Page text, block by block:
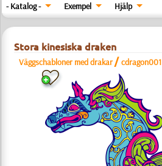
- Katalog -
Exempel Hjälp
Stora kinesiska draken
Väggschabloner med drakar /cdragon001